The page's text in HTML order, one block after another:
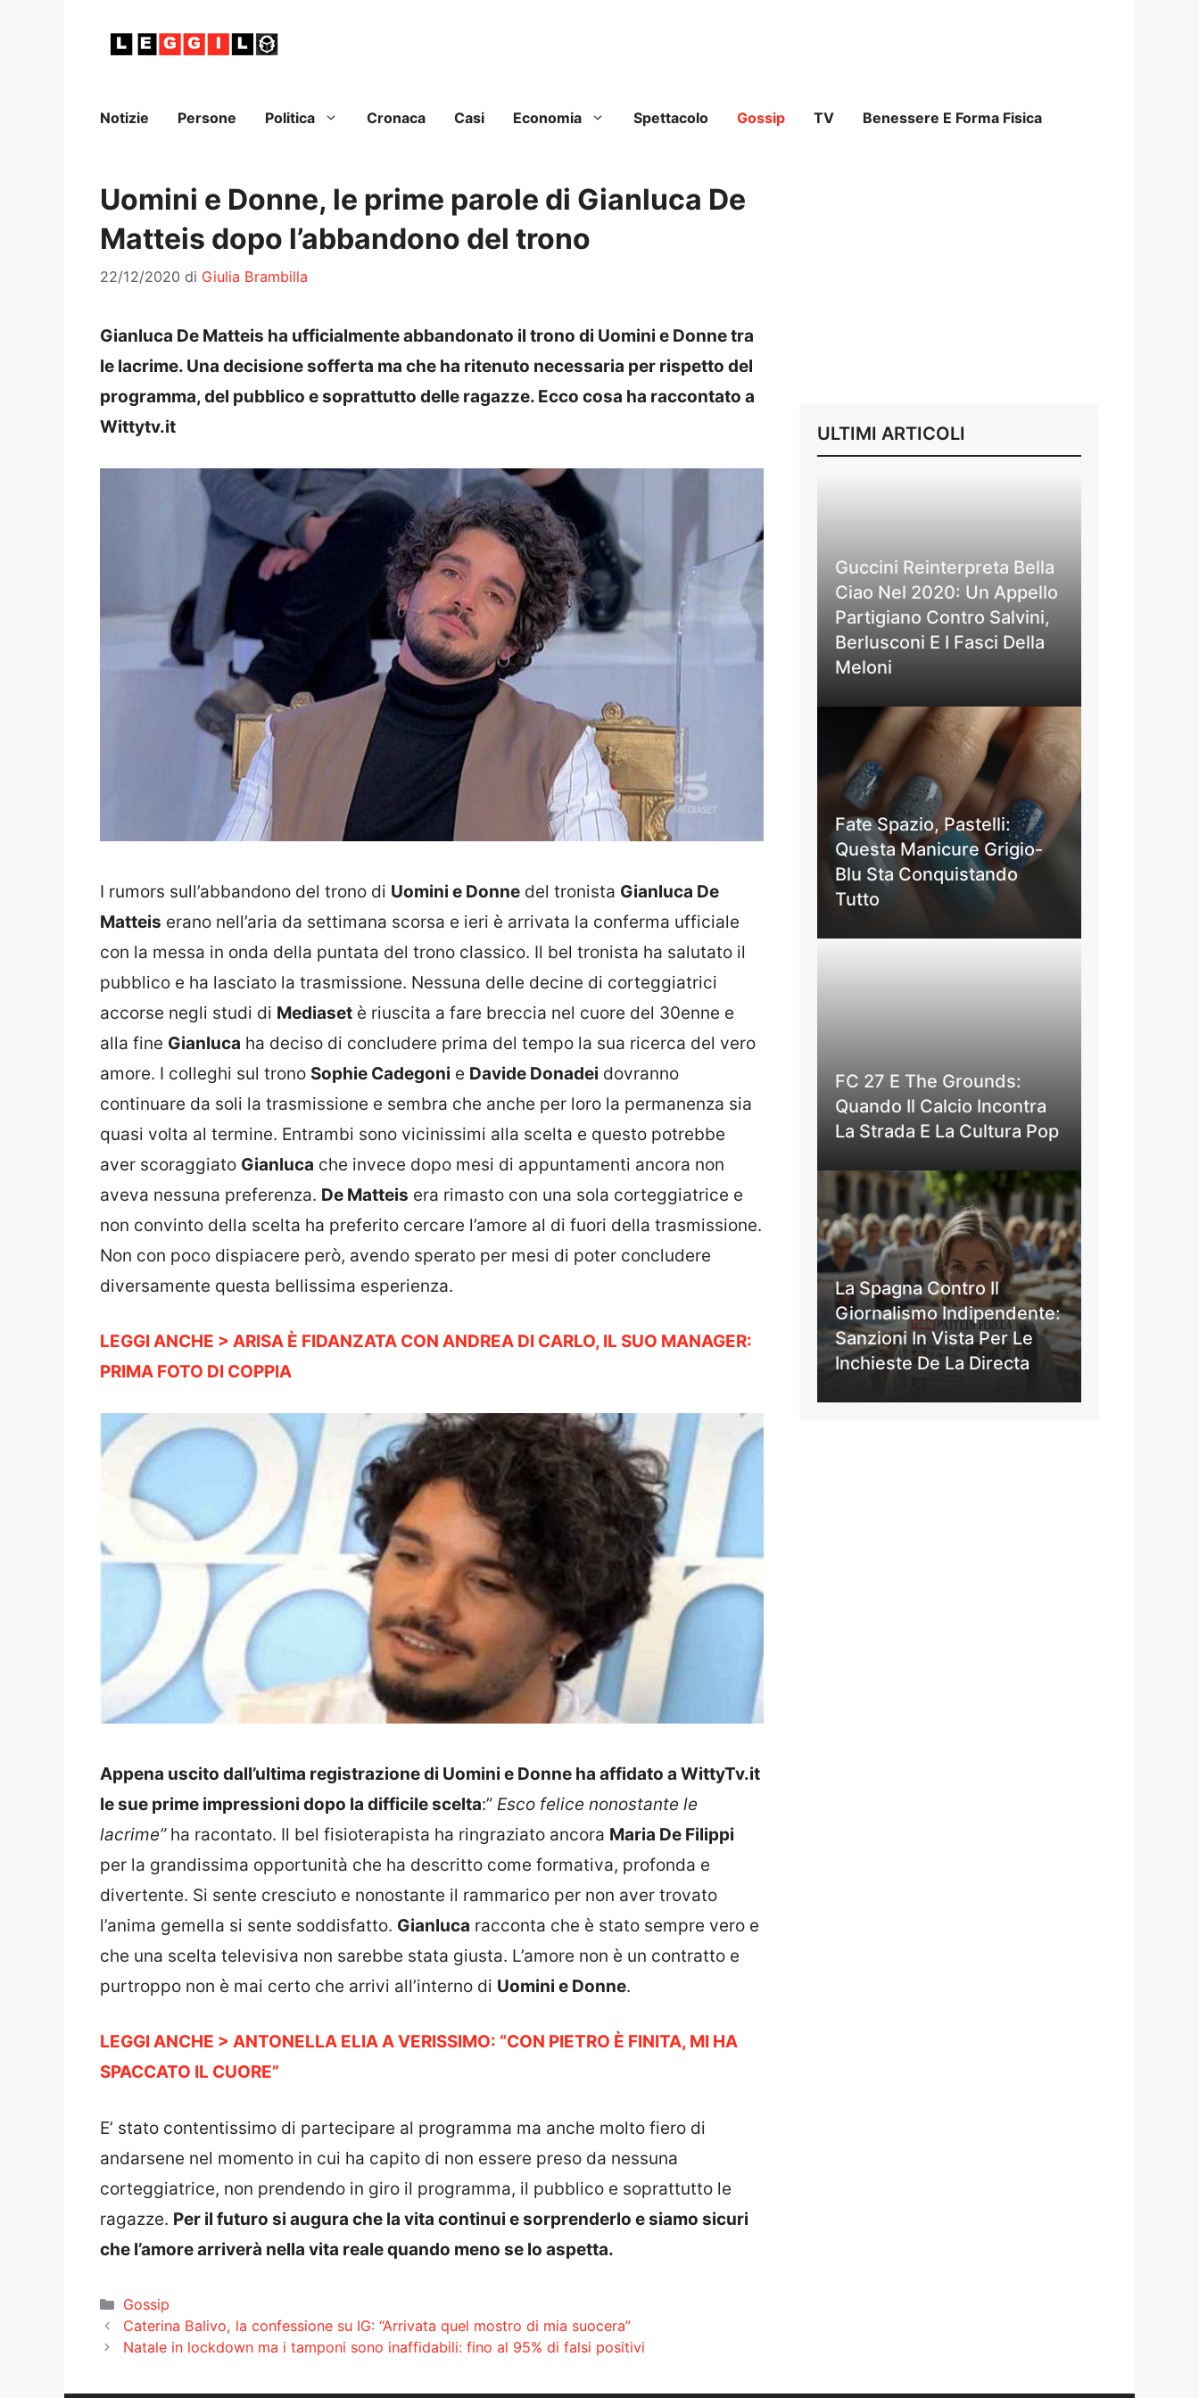
Notizie Persone Politica Cronaca Casi Economia Spettacolo Gossip TV Benessere E Forma Fisica
Uomini e Donne, le prime parole di Gianluca De
Matteis dopo l’abbandono del trono
22/12/2020 di Giulia Brambilla
Gianluca De Matteis ha ufficialmente abbandonato il trono di Uomini e Donne tra
le lacrime. Una decisione sofferta ma che ha ritenuto necessaria per rispetto del
programma, del pubblico e soprattutto delle ragazze. Ecco cosa ha raccontato a
Wittytv.it
I rumors sull’abbandono del trono di Uomini e Donne del tronista Gianluca De
Matteis erano nell’aria da settimana scorsa e ieri è arrivata la conferma ufficiale
con la messa in onda della puntata del trono classico. Il bel tronista ha salutato il
pubblico e ha lasciato la trasmissione. Nessuna delle decine di corteggiatrici
accorse negli studi di Mediaset è riuscita a fare breccia nel cuore del 30enne e
alla fine Gianluca ha deciso di concludere prima del tempo la sua ricerca del vero
amore. I colleghi sul trono Sophie Cadegoni e Davide Donadei dovranno
continuare da soli la trasmissione e sembra che anche per loro la permanenza sia
quasi volta al termine. Entrambi sono vicinissimi alla scelta e questo potrebbe
aver scoraggiato Gianluca che invece dopo mesi di appuntamenti ancora non
aveva nessuna preferenza. De Matteis era rimasto con una sola corteggiatrice e
non convinto della scelta ha preferito cercare l’amore al di fuori della trasmissione.
Non con poco dispiacere però, avendo sperato per mesi di poter concludere
diversamente questa bellissima esperienza.
LEGGI ANCHE > ARISA È FIDANZATA CON ANDREA DI CARLO, IL SUO MANAGER:
PRIMA FOTO DI COPPIA
Appena uscito dall’ultima registrazione di Uomini e Donne ha affidato a WittyTv.it
le sue prime impressioni dopo la difficile scelta:” Esco felice nonostante le
lacrime”ha racontato. Il bel fisioterapista ha ringraziato ancora Maria De Filippi
per la grandissima opportunità che ha descritto come formativa, profonda e
divertente. Si sente cresciuto e nonostante il rammarico per non aver trovato
l’anima gemella si sente soddisfatto. Gianluca racconta che è stato sempre vero e
che una scelta televisiva non sarebbe stata giusta. L’amore non è un contratto e
purtroppo non è mai certo che arrivi all’interno di Uomini e Donne.
LEGGI ANCHE > ANTONELLA ELIA A VERISSIMO: “CON PIETRO È FINITA, MI HA
SPACCATO IL CUORE”
E’ stato contentissimo di partecipare al programma ma anche molto fiero di
andarsene nel momento in cui ha capito di non essere preso da nessuna
corteggiatrice, non prendendo in giro il programma, il pubblico e soprattutto le
ragazze. Per il futuro si augura che la vita continui e sorprenderlo e siamo sicuri
che l’amore arriverà nella vita reale quando meno se lo aspetta.
Categorie
Gossip
Caterina Balivo, la confessione su IG: “Arrivata quel mostro di mia suocera”
Natale in lockdown ma i tamponi sono inaffidabili: fino al 95% di falsi positivi
ULTIMI ARTICOLI
Guccini Reinterpreta Bella
Ciao Nel 2020: Un Appello
Partigiano Contro Salvini,
Berlusconi E I Fasci Della
Meloni
Fate Spazio, Pastelli:
Questa Manicure Grigio-
Blu Sta Conquistando
Tutto
FC 27 E The Grounds:
Quando Il Calcio Incontra
La Strada E La Cultura Pop
La Spagna Contro Il
Giornalismo Indipendente:
Sanzioni In Vista Per Le
Inchieste De La Directa